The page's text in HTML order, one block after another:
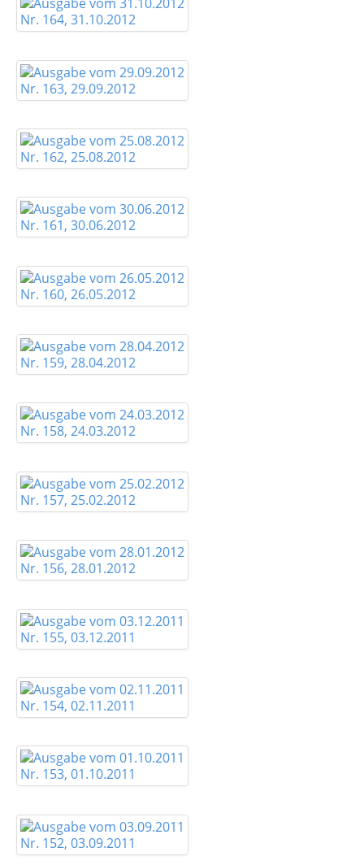
Nr. 164, 31.10.2012
Nr. 163, 29.09.2012
Nr. 162, 25.08.2012
Nr. 161, 30.06.2012
Nr. 160, 26.05.2012
Nr. 159, 28.04.2012
Nr. 158, 24.03.2012
Nr. 157, 25.02.2012
Nr. 156, 28.01.2012
Nr. 155, 03.12.2011
Nr. 154, 02.11.2011
Nr. 153, 01.10.2011
Nr. 152, 03.09.2011